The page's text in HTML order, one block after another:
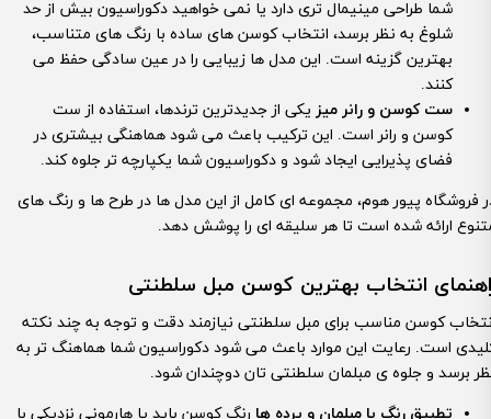
شما طراحی مینیمال تری دارد یا نمی خواهید دکوراسیون بیش از حد
شلوغ به نظر برسد، انتخاب کوسن های ساده با رنگ های متناسب،
بهترین گزینه است. این مدل ها زیبایی را در عین سادگی حفظ می
کنند.
ست کوسن و رانر میز یکی از جدیدترین ترندها، استفاده از ست
کوسن و رانر است. این ترکیب باعث می شود هماهنگی بیشتری در
فضای پذیرایی ایجاد شود و دکوراسیون شما یکپارچه تر جلوه کند.
فروشگاه پیور هوم، مجموعه ای کامل از این مدل ها در طرح ها و رنگ های
ارائه شده است تا هر سلیقه ای را پوشش دهد.
انتخاب بهترین کوسن مبل سلطنتی
کوسن مناسب برای مبل سلطنتی نیازمند دقت و توجه به چند نکته
است. رعایت این موارد باعث می شود دکوراسیون شما هماهنگ تر به
برسد و جلوه ی مبلمان سلطنتی تان دوچندان شود.
تطبیق رنگ با مبلمان و پرده ها رنگ کوسن باید یا هارمونی نزدیکی با